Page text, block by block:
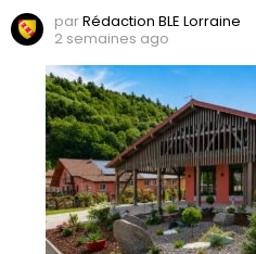
parRédaction BLE Lorraine
2 semaines ago